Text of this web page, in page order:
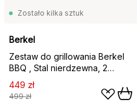
Zostało kilka sztuk
Berkel
Zestaw do grillowania Berkel
BBQ , Stal nierdzewna, 2
części
449 zł
499 zł